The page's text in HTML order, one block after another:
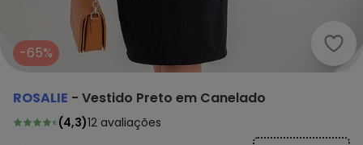
-65%
ROSALIE - Vestido Preto em Canelado
(4,3)12 avaliações